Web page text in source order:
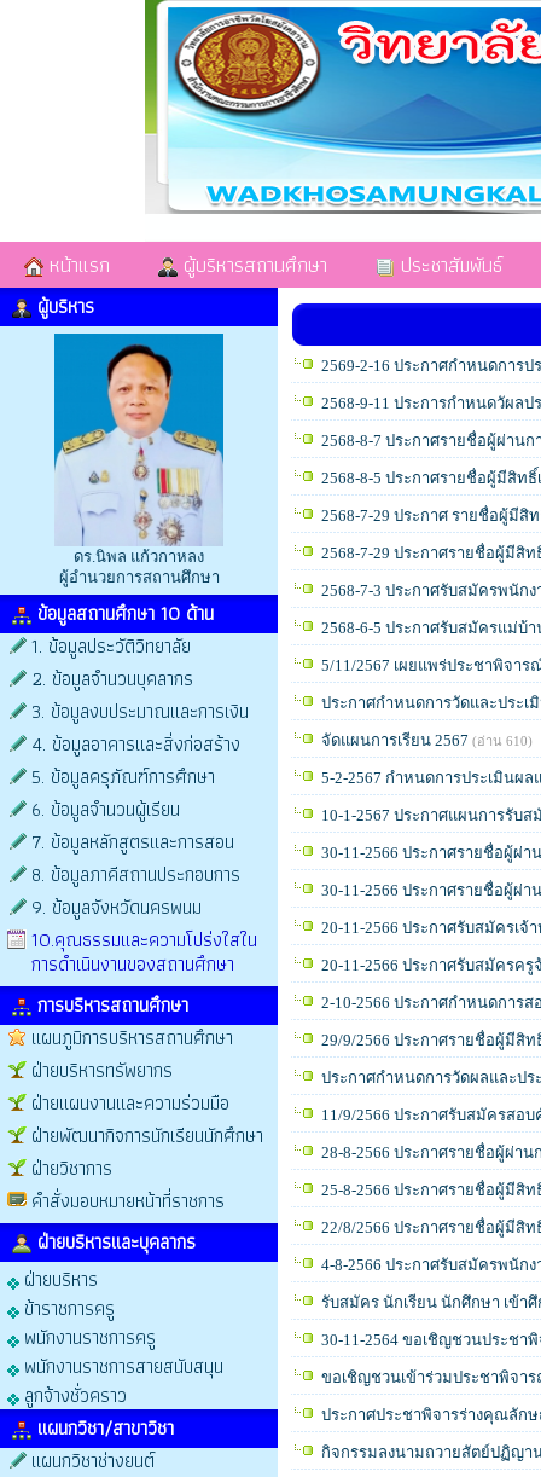
หน้าแรก ผู้บริหารสถานศึกษา ประชาสัมพันธ์
ผู้บริหาร
ดร.นิพล แก้วกาหลง
ผู้อำนวยการสถานศึกษา
ข้อมูลสถานศึกษา 10 ด้าน
1. ข้อมูลประวัติวิทยาลัย
2. ข้อมูลจำนวนบุคลากร
3. ข้อมูลงบประมาณและการเงิน
4. ข้อมูลอาคารและสิ่งก่อสร้าง
5. ข้อมูลครุภัณฑ์การศึกษา
6. ข้อมูลจำนวนผู้เรียน
7. ข้อมูลหลักสูตรและการสอน
8. ข้อมูลภาคีสถานประกอบการ
9. ข้อมูลจังหวัดนครพนม
10.คุณธรรมและความโปร่งใสใน
การดำเนินงานของสถานศึกษา
การบริหารสถานศึกษา
แผนภูมิการบริหารสถานศึกษา
ฝ่ายบริหารทรัพยากร
ฝ่ายแผนงานและความร่วมมือ
ฝ่ายพัฒนากิจการนักเรียนนักศึกษา
ฝ่ายวิชาการ
คำสั่งมอบหมายหน้าที่ราชการ
ฝ่ายบริหารและบุคลากร
ฝ่ายบริหาร
ข้าราชการครู
พนักงานราชการครู
พนักงานราชการสายสนับสนุน
ลูกจ้างชั่วคราว
แผนกวิชา/สาขาวิชา
แผนกวิชาช่างยนต์
2569-2-16 ประกาศกำหนดการ
2568-9-11 ประการกำหนดวัผลป
2568-8-7 ประกาศรายชื่อผู้ผ่าน
2568-8-5 ประกาศรายชื่อผู้มีสิท
2568-7-29 ประกาศ รายชื่อผู้มีสิ
2568-7-29 ประกาศรายชื่อผู้มีสิ
2568-7-3 ประกาศรับสมัครพนัก
2568-6-5 ประกาศรับสมัครแม่บ้
5/11/2567 เผยแพร่ประชาพิจา
ประกาศกำหนดการวัดและประเ
จัดแผนการเรียน 2567 (อ่าน 610)
5-2-2567 กำหนดการประเมินผ
10-1-2567 ประกาศแผนการรับ
30-11-2566 ประกาศรายชื่อผู้ผ่า
30-11-2566 ประกาศรายชื่อผู้ผ่
20-11-2566 ประกาศรับสมัครเ
20-11-2566 ประกาศรับสมัครค
2-10-2566 ประกาศกำหนดการ
29/9/2566 ประกาศรายชื่อผู้มีสิ
ประกาศกำหนดการวัดผลและปร
11/9/2566 ประกาศรับสมัครสอ
28-8-2566 ประกาศรายชื่อผู้ผ่า
25-8-2566 ประกาศรายชื่อผู้มีสิ
22/8/2566 ประกาศรายชื่อผู้มีสิ
4-8-2566 ประกาศรับสมัครพนัก
รับสมัคร นักเรียน นักศึกษา เข้า
30-11-2564 ขอเชิญชวนประช
ขอเชิญชวนเข้าร่วมประชาพิจา
ประกาศประชาพิจารร่างคุณลัก
กิจกรรมลงนามถวายสัตย์ปฏิญา